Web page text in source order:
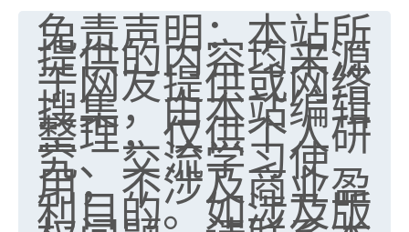
免责声明：本站所
提供的内容均来源
于网友提供或网络
搜集，由本站编辑
整理，仅供个人研
究、交流学习使
用，不涉及商业盈
利目的。如涉及版